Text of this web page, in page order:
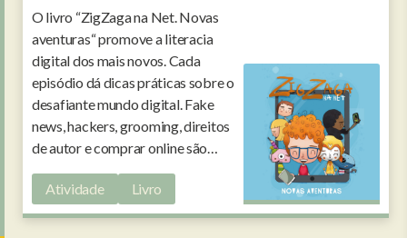
O livro “ZigZaga na Net. Novas
aventuras“ promove a literacia
digital dos mais novos. Cada
episódio dá dicas práticas sobre o
desafiante mundo digital. Fake
news, hackers, grooming, direitos
de autor e comprar online são
alguns dos temas abordados.
Atividade
Livro